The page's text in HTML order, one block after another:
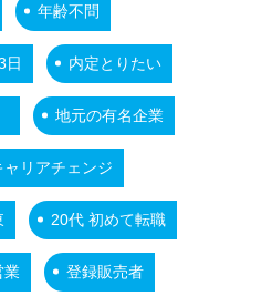
年齢不問
日 内定とりたい
地元の有名企業
ャリアチェンジ
20代 初めて転職
業 登録販売者